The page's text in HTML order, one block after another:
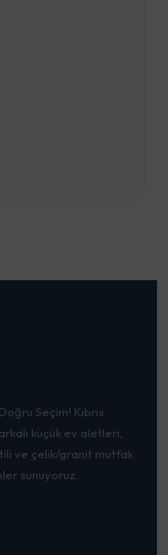
Seçim! Kıbrıs
küçük ev aletleri,
ve çelik/granit mutfak
sunuyoruz.